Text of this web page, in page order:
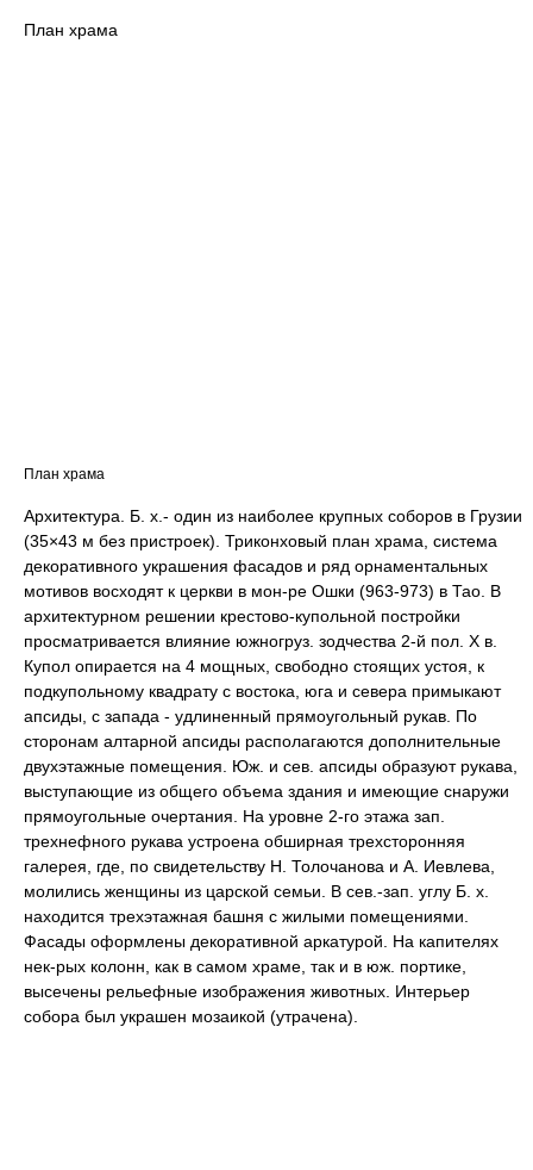
План храма
План храма
Архитектура. Б. х.- один из наиболее крупных соборов в Грузии
(35×43 м без пристроек). Триконховый план храма, система
декоративного украшения фасадов и ряд орнаментальных
мотивов восходят к церкви в мон-ре Ошки (963-973) в Тао. В
архитектурном решении крестово-купольной постройки
просматривается влияние южногруз. зодчества 2-й пол. Х в.
Купол опирается на 4 мощных, свободно стоящих устоя, к
подкупольному квадрату с востока, юга и севера примыкают
апсиды, с запада - удлиненный прямоугольный рукав. По
сторонам алтарной апсиды располагаются дополнительные
двухэтажные помещения. Юж. и сев. апсиды образуют рукава,
выступающие из общего объема здания и имеющие снаружи
прямоугольные очертания. На уровне 2-го этажа зап.
трехнефного рукава устроена обширная трехсторонняя
галерея, где, по свидетельству Н. Толочанова и А. Иевлева,
молились женщины из царской семьи. В сев.-зап. углу Б. х.
находится трехэтажная башня с жилыми помещениями.
Фасады оформлены декоративной аркатурой. На капителях
нек-рых колонн, как в самом храме, так и в юж. портике,
высечены рельефные изображения животных. Интерьер
собора был украшен мозаикой (утрачена).